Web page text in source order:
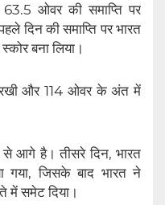
ओवर की समाप्ति पर
दिन की समाप्ति पर भारत
बना लिया।
रखी और 114 ओवर के अंत में
आगे है। तीसरे दिन, भारत
जिसके बाद भारत ने
में समेट दिया।